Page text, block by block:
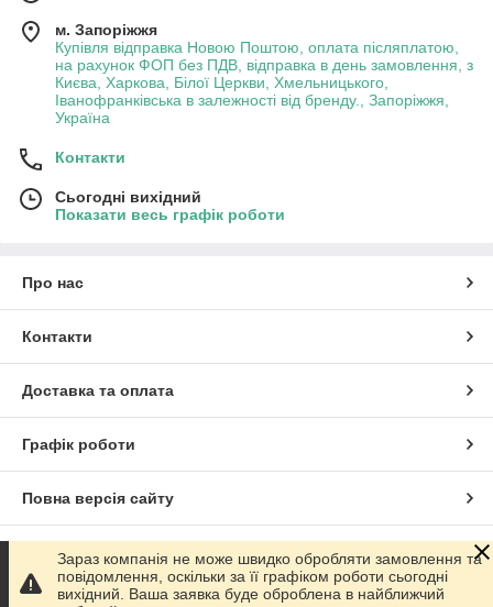
м. Запоріжжя
Купівля відправка Новою Поштою, оплата післяплатою,
на рахунок ФОП без ПДВ, відправка в день замовлення, з
Києва, Харкова, Білої Церкви, Хмельницького,
Іванофранківська в залежності від бренду., Запоріжжя,
Україна
Контакти
Сьогодні вихідний
Показати весь графік роботи
Про нас
Контакти
Доставка та оплата
Графік роботи
Повна версія сайту
Сайт створено на маркетплейсі Prom.ua
Зараз компанія не може швидко обробляти замовлення та
повідомлення, оскільки за її графіком роботи сьогодні
вихідний. Ваша заявка буде оброблена в найближчий